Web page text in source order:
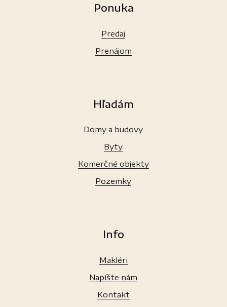
Ponuka
Predaj
Prenájom
Hľadám
Domy a budovy
Byty
Komerčné objekty
Pozemky
Info
Makléri
Napíšte nám
Kontakt